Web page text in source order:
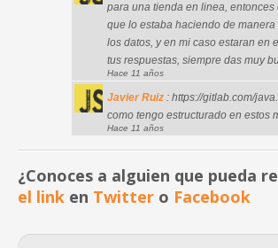
para una tienda en linea,
que lo estaba haciendo de
los datos, y en mi caso estaran en
tus respuestas, siempre das muy
Hace 11 años
Javier Ruiz : https://gitlab.com/
como tengo estructurado en estos
Hace 11 años
¿Conoces a alguien que pueda
el link en Twitter o Facebook